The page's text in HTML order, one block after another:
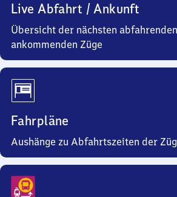
Live Abfahrt / Ankunft
Übersicht der nächsten
ankommenden Züge
Fahrpläne
Aushänge zu Abfahrtszeiten der